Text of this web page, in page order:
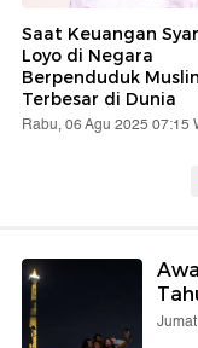
Saat Keuangan
Loyo di Negara
Berpenduduk
Terbesar di Dunia
Rabu, 06 Agu 2025 07:15